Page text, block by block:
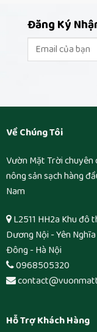
Đăng Ký
Về Chúng Tôi
Vườn Mặt Trời chuyên
nông sản sạch hàng
Nam
L2511 HH2a Khu đô
Dương Nội - Yên
Đông - Hà Nội
0968505320
Hỗ Trợ Khách Hàng